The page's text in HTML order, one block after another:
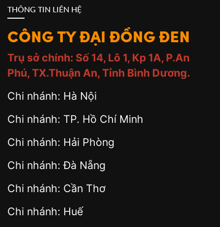
THÔNG TIN LIÊN HỆ
CÔNG TY ĐẠI ĐỒNG ĐEN
Trụ sở chính: Số 14, Lô 1, Kp 1A, P.An
Phú, TX.Thuận An, Tỉnh Bình Dương.
Chi nhánh: Hà Nội
Chi nhánh: TP. Hồ Chí Minh
Chi nhánh: Hải Phòng
Chi nhánh: Đà Nẵng
Chi nhánh: Cần Thơ
Chi nhánh: Huế